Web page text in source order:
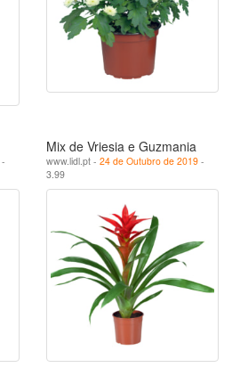
-
Mix de Vriesia e Guzmania
www.lidl.pt - 24 de Outubro de 2019 -
3.99